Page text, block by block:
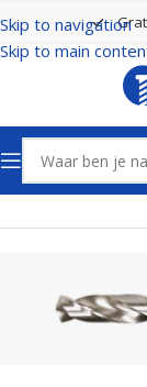
Skip to navigation
Skip to main
Home Boren